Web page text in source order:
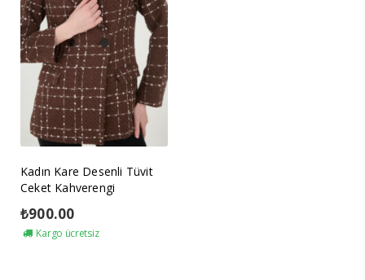
Kadın Kare Desenli Tüvit
Ceket Kahverengi
₺900.00
Kargo ücretsiz